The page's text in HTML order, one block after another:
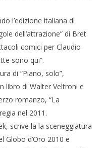
l’edizione italiana di
dell’attrazione” di Bret
comici per Claudio
sono qui”.
di “Piano, solo”,
libro di Walter Veltroni e
romanzo, “La
nel 2011.
scrive la la sceneggiatura
Globo d’Oro 2010 e